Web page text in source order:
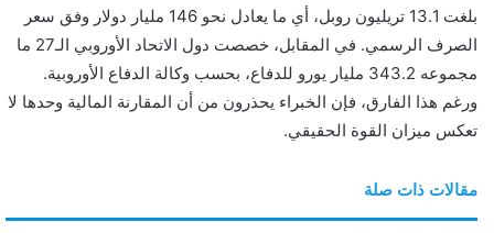
بلغت 13.1 تريليون روبل، أي ما يعادل نحو 146 مليار دولار وفق سعر
الصرف الرسمي. في المقابل، خصصت دول الاتحاد الأوروبي الـ27 ما
مجموعه 343.2 مليار يورو للدفاع، بحسب وكالة الدفاع الأوروبية.
ورغم هذا الفارق، فإن الخبراء يحذرون من أن المقارنة المالية وحدها لا
تعكس ميزان القوة الحقيقي.
مقالات ذات صلة